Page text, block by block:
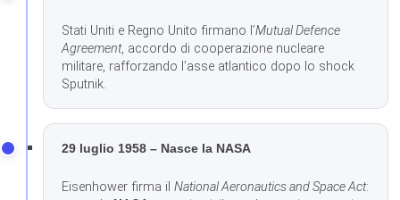
Stati Uniti e Regno Unito firmano l’Mutual Defence
Agreement, accordo di cooperazione nucleare
militare, rafforzando l’asse atlantico dopo lo shock
Sputnik.
29 luglio 1958 – Nasce la NASA
Eisenhower firma ilNational Aeronautics and Space Act: